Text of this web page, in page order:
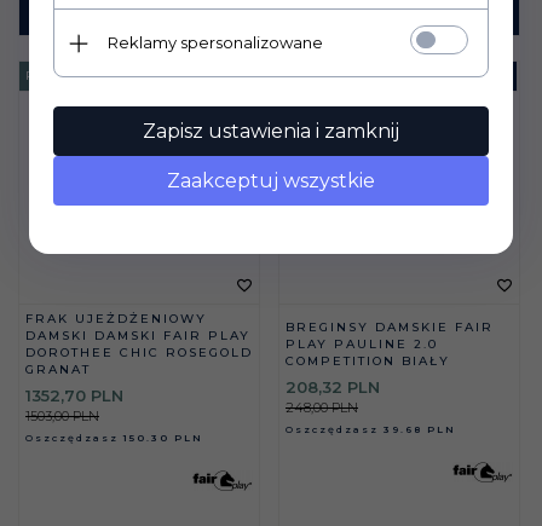
KUP TERAZ! KUP TERAZ!
-10%
PROMOCJA
FRAK UJEŻDŻENIOWY
DAMSKI DAMSKI FAIR PLAY
DOROTHEE CHIC ROSEGOLD
GRANAT
1352,70 PLN
1503,00 PLN
Oszczędzasz 150.30 PLN
-16
PROMOCJA
BREGINSY DAMSKIE FAIR
PLAY PAULINE 2.0
COMPETITION BIAŁY
208,32 PLN
248,00 PLN
Oszczędzasz 39.68 PLN
Reklamy spersonalizowane
Zapisz ustawienia i zamknij
Zaakceptuj wszystkie